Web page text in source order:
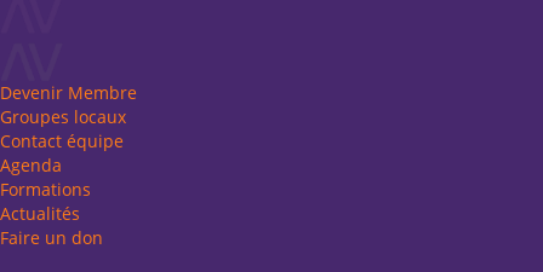
Devenir Membre
Groupes locaux
Contact équipe
Agenda
Formations
Actualités
Faire un don